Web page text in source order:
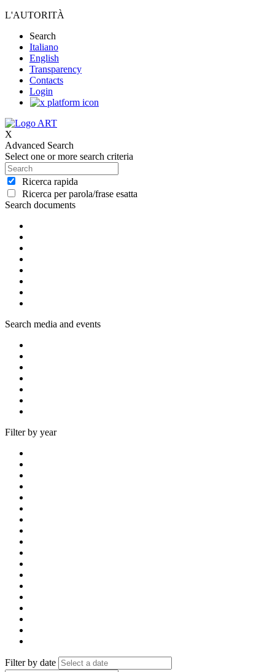
L'AUTORITÀ
Search
Italiano
English
Transparency
Contacts
Login
X
Advanced Search
Select one or more search criteria
Ricerca rapida
Ricerca per parola/frase esatta
Search documents
Search media and events
Filter by year
Filter by date